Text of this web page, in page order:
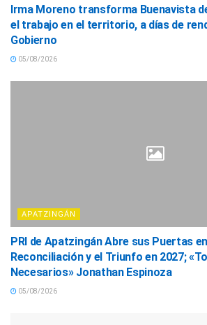
Irma Moreno transforma Buenavista
el trabajo en el territorio, a días de
Gobierno
05/08/2026
APATZINGÁN
PRI de Apatzingán Abre sus Puertas
Reconciliación y el Triunfo en 2027;
Necesarios» Jonathan Espinoza
05/08/2026